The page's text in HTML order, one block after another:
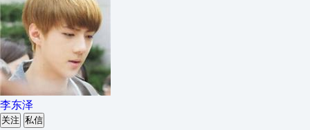
李东泽
关注 私信